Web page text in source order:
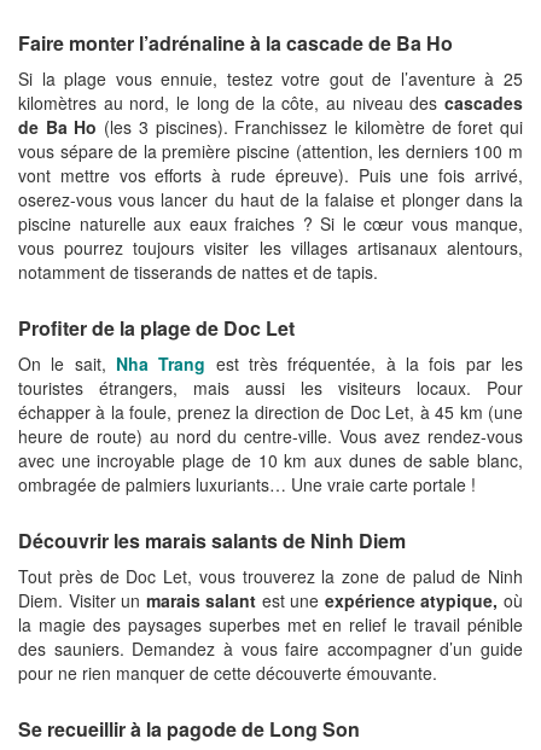
Faire monter l’adrénaline à la cascade de Ba Ho
Si la plage vous ennuie, testez votre gout de l’aventure à 25
kilomètres au nord, le long de la côte, au niveau des cascades
de Ba Ho (les 3 piscines). Franchissez le kilomètre de foret qui
vous sépare de la première piscine (attention, les derniers 100 m
vont mettre vos efforts à rude épreuve). Puis une fois arrivé,
oserez-vous vous lancer du haut de la falaise et plonger dans la
piscine naturelle aux eaux fraiches ? Si le cœur vous manque,
vous pourrez toujours visiter les villages artisanaux alentours,
notamment de tisserands de nattes et de tapis.
Profiter de la plage de Doc Let
On le sait, Nha Trang est très fréquentée, à la fois par les
touristes étrangers, mais aussi les visiteurs locaux. Pour
échapper à la foule, prenez la direction de Doc Let, à 45 km (une
heure de route) au nord du centre-ville. Vous avez rendez-vous
avec une incroyable plage de 10 km aux dunes de sable blanc,
ombragée de palmiers luxuriants… Une vraie carte portale !
Découvrir les marais salants de Ninh Diem
Tout près de Doc Let, vous trouverez la zone de palud de Ninh
Diem. Visiter un marais salant est une expérience atypique, où
la magie des paysages superbes met en relief le travail pénible
des sauniers. Demandez à vous faire accompagner d’un guide
pour ne rien manquer de cette découverte émouvante.
Se recueillirà la pagode de Long Son